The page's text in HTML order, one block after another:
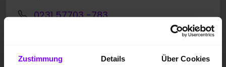
Zustimmung Details Über Cookies
0231 57703 -783